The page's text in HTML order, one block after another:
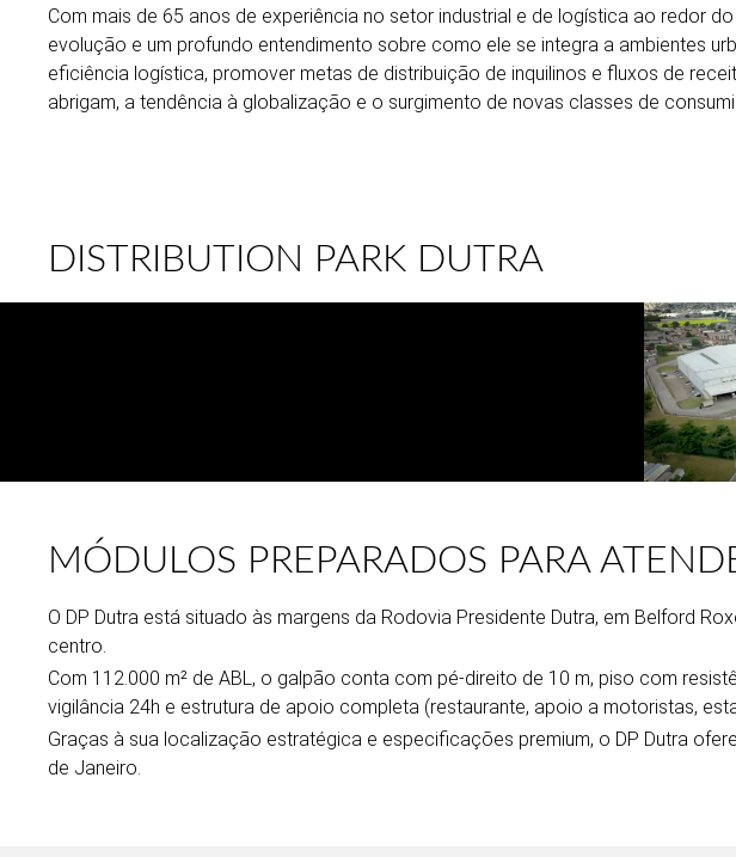
Com mais de 65 anos de experiência no setor industrial e de logística ao redor
evolução e um profundo entendimento sobre como ele se integra a ambientes
eficiência logística, promover metas de distribuição de inquilinos e fluxos de
abrigam, a tendência à globalização e o surgimento de novas classes de
DISTRIBUTION PARK DUTRA
MÓDULOS PREPARADOS PARA
O DP Dutra está situado às margens da Rodovia Presidente Dutra, em Belford
centro.
Com 112.000 m² de ABL, o galpão conta com pé-direito de 10 m, piso com
vigilância 24h e estrutura de apoio completa (restaurante, apoio a motoristas,
Graças à sua localização estratégica e especificações premium, o DP Dutra
de Janeiro.